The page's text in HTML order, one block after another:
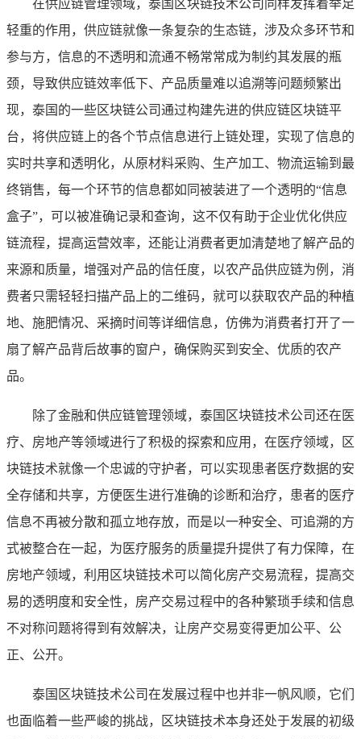
在供应链管理领域，泰国区块链技术公司同样发挥着举足
轻重的作用，供应链就像一条复杂的生态链，涉及众多环节和
参与方，信息的不透明和流通不畅常常成为制约其发展的瓶
颈，导致供应链效率低下、产品质量难以追溯等问题频繁出
现，泰国的一些区块链公司通过构建先进的供应链区块链平
台，将供应链上的各个节点信息进行上链处理，实现了信息的
实时共享和透明化，从原材料采购、生产加工、物流运输到最
终销售，每一个环节的信息都如同被装进了一个透明的“信息
盒子”，可以被准确记录和查询，这不仅有助于企业优化供应
链流程，提高运营效率，还能让消费者更加清楚地了解产品的
来源和质量，增强对产品的信任度，以农产品供应链为例，消
费者只需轻轻扫描产品上的二维码，就可以获取农产品的种植
地、施肥情况、采摘时间等详细信息，仿佛为消费者打开了一
扇了解产品背后故事的窗户，确保购买到安全、优质的农产
品。
除了金融和供应链管理领域，泰国区块链技术公司还在医
疗、房地产等领域进行了积极的探索和应用，在医疗领域，区
块链技术就像一个忠诚的守护者，可以实现患者医疗数据的安
全存储和共享，方便医生进行准确的诊断和治疗，患者的医疗
信息不再被分散和孤立地存放，而是以一种安全、可追溯的方
式被整合在一起，为医疗服务的质量提升提供了有力保障，在
房地产领域，利用区块链技术可以简化房产交易流程，提高交
易的透明度和安全性，房产交易过程中的各种繁琐手续和信息
不对称问题将得到有效解决，让房产交易变得更加公平、公
正、公开。
泰国区块链技术公司在发展过程中也并非一帆风顺，它们
也面临着一些严峻的挑战，区块链技术本身还处于发展的初级